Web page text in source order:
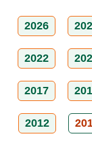
2026
2022
2017
2012